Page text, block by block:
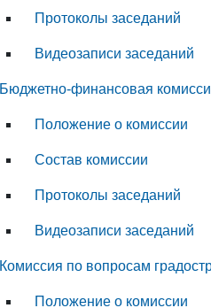
Протоколы заседаний
Видеозаписи заседаний
Бюджетно-финансовая
Положение о комиссии
Состав комиссии
Протоколы заседаний
Видеозаписи заседаний
Комиссия по вопросам
Положение о комиссии